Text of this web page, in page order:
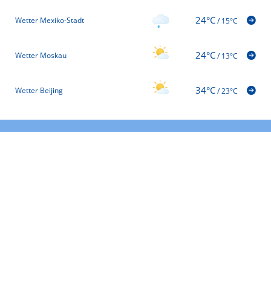
Wetter Mexiko-Stadt 24°C/15°C
Wetter Moskau 24°C/13°C
Wetter Beijing 34°C/23°C